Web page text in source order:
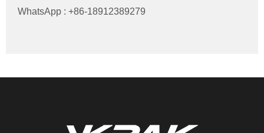
WhatsApp : +86-18912389279